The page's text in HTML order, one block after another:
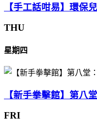
【手工話咁易】環保
THU
星期四
【新手拳擊館】第八
FRI